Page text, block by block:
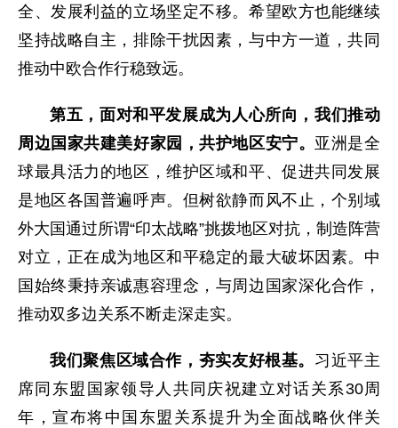
全、发展利益的立场坚定不移。希望欧方也能继续
坚持战略自主，排除干扰因素，与中方一道，共同
推动中欧合作行稳致远。
第五，面对和平发展成为人心所向，我们推动
周边国家共建美好家园，共护地区安宁。 亚洲是全
球最具活力的地区，维护区域和平、促进共同发展
是地区各国普遍呼声。但树欲静而风不止，个别域
外大国通过所谓“印太战略”挑拨地区对抗，制造阵营
对立，正在成为地区和平稳定的最大破坏因素。中
国始终秉持亲诚惠容理念，与周边国家深化合作，
推动双多边关系不断走深走实。
我们聚焦区域合作，夯实友好根基。 习近平主
席同东盟国家领导人共同庆祝建立对话关系30周
年，宣布将中国东盟关系提升为全面战略伙伴关